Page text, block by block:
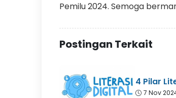
Pemilu 2024. Semoga
Postingan Terkait
4 Pilar
7 Nov